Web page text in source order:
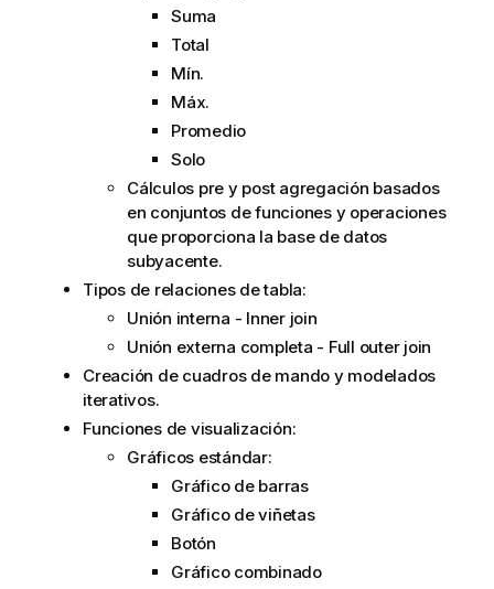
a
Suma
Total
Mín.
Máx.
Promedio
Solo
Cálculos pre y post agregación basados
en conjuntos de funciones y operaciones
que proporciona la base de datos
subyacente.
Tipos de relaciones de tabla:
Unión interna - Inner join
Unión externa completa - Full outer join
Creación de cuadros de mando y modelados
iterativos.
Funciones de visualización:
Gráficos estándar:
Gráfico de barras
Gráfico de viñetas
Botón
Gráfico combinado